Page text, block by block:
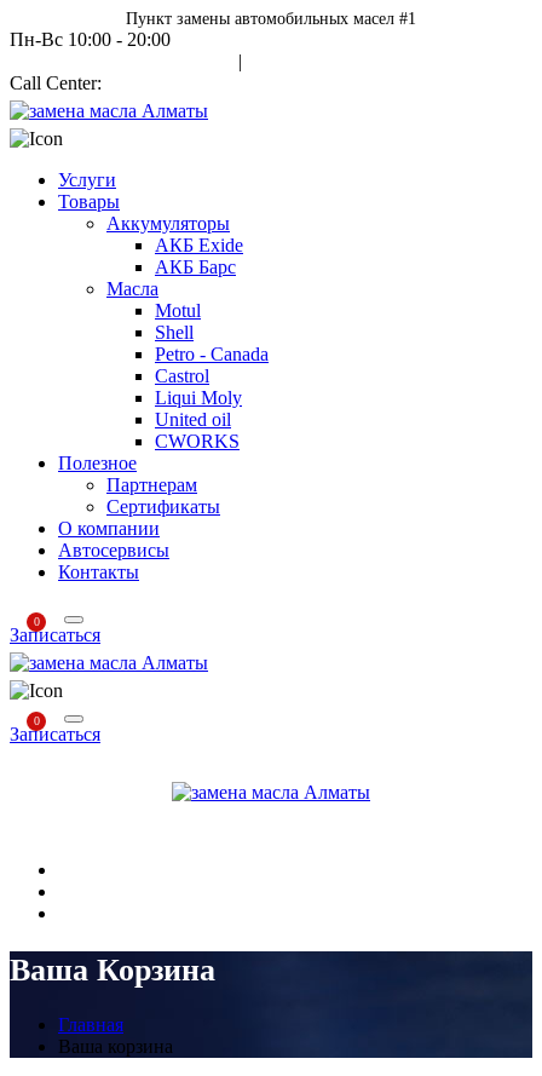
Пункт замены автомобильных масел #1
Пн-Вс 10:00 - 20:00
|
Call Center:
Услуги
Товары
Аккумуляторы
АКБ Exide
АКБ Барс
Масла
Motul
Shell
Petro - Canada
Castrol
Liqui Moly
United oil
CWORKS
Полезное
Партнерам
Сертификаты
О компании
Автосервисы
Контакты
0
Записаться
0
Записаться
Ваша Корзина
Главная
Ваша корзина